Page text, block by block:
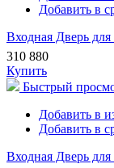
Добавить в
Входная Дверь
310 880
Купить
Быстрый
Добавить в
Добавить в
Входная Дверь